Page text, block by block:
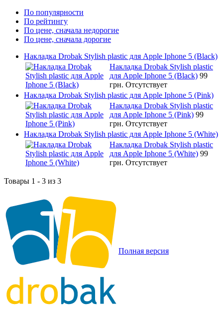
По популярности
По рейтингу
По цене, сначала недорогие
По цене, сначала дорогие
Накладка Drobak Stylish plastic для Apple Iphone 5 (Black)
Накладка Drobak Stylish plastic
для Apple Iphone 5 (Black) 99
грн. Отсутствует
Накладка Drobak Stylish plastic для Apple Iphone 5 (Pink)
Накладка Drobak Stylish plastic
для Apple Iphone 5 (Pink) 99
грн. Отсутствует
Накладка Drobak Stylish plastic для Apple Iphone 5 (White)
Накладка Drobak Stylish plastic
для Apple Iphone 5 (White) 99
грн. Отсутствует
Товары 1 - 3 из 3
Полная версия